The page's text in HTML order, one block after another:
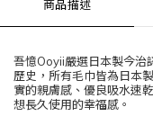
商品描述
吾憶Ooyii嚴選日本製今
歷史，所有毛巾皆為日本
實的親膚感、優良吸水速
想長久使用的幸福感。